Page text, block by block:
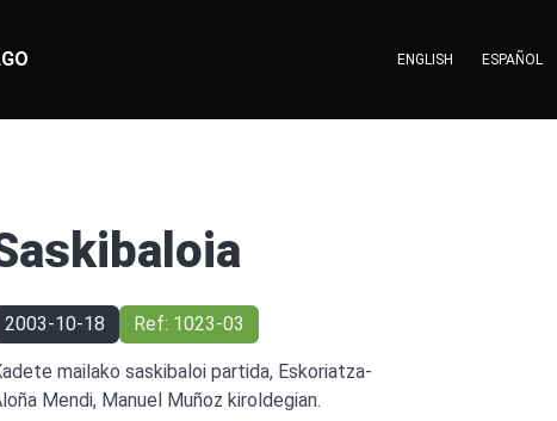
ENGLISH ESPAÑOL
2003-10-18 Ref: 1023-03
mailako saskibaloi partida, Eskoriatza-
Mendi, Manuel Muñoz kiroldegian.